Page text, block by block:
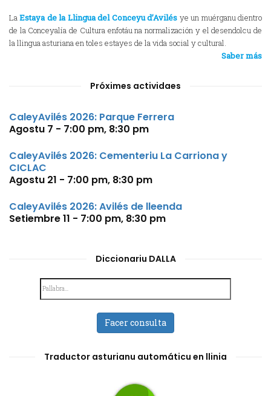
LaEstaya de la Llingua del Conceyu d’Avilés ye un muérganu dientro
de la Conceyalía de Cultura enfotáu na normalización y el desendolcu de
la llingua asturiana en toles estayes de la vida social y cultural.
Saber más
Próximes actividaes
CaleyAvilés 2026: Parque Ferrera
Agostu 7 - 7:00 pm, 8:30 pm
CaleyAvilés 2026: Cementeriu La Carriona y
CICLAC
Agostu 21 - 7:00 pm, 8:30 pm
CaleyAvilés 2026: Avilés de lleenda
Setiembre 11 - 7:00 pm, 8:30 pm
Diccionariu DALLA
Facer consulta
Traductor asturianu automáticu en llinia